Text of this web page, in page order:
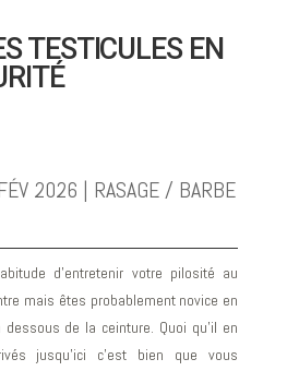
TESTICULES EN
2026 | RASAGE / BARBE
d’entretenir votre pilosité au
mais êtes probablement novice en
de la ceinture. Quoi qu’il en
jusqu’ici c’est bien que vous